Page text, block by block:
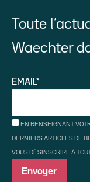
Toute
Waechter
EMAIL*
EN RENSEIGNANT
DERNIERS ARTICLES DE
VOUS DÉSINSCRIRE À